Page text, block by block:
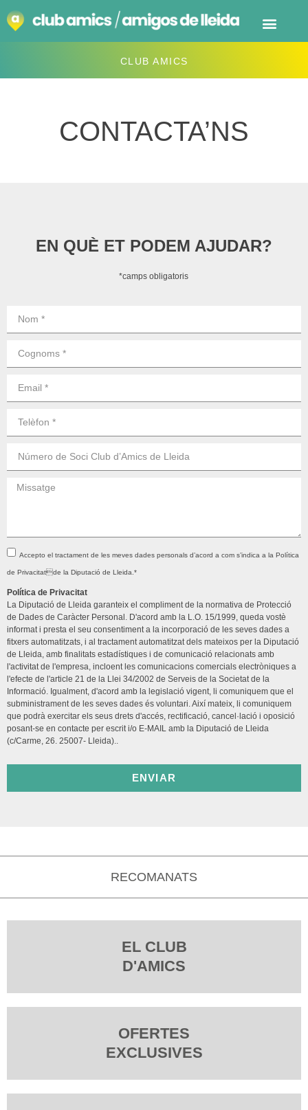
CLUB AMICS
CONTACTA’NS
EN QUÈ ET PODEM AJUDAR?
*camps obligatoris
Accepto el tractament de les meves dades personals d’acord a com s’indica a la Política
de Privacitatde la Diputació de Lleida.*
Política de Privacitat
La Diputació de Lleida garanteix el compliment de la normativa de Protecció
de Dades de Caràcter Personal. D'acord amb la L.O. 15/1999, queda vostè
informat i presta el seu consentiment a la incorporació de les seves dades a
fitxers automatitzats, i al tractament automatitzat dels mateixos per la Diputació
de Lleida, amb finalitats estadístiques i de comunicació relacionats amb
l'activitat de l'empresa, incloent les comunicacions comercials electròniques a
l'efecte de l'article 21 de la Llei 34/2002 de Serveis de la Societat de la
Informació. Igualment, d'acord amb la legislació vigent, li comuniquem que el
subministrament de les seves dades és voluntari. Així mateix, li comuniquem
que podrà exercitar els seus drets d'accés, rectificació, cancel·lació i oposició
posant-se en contacte per escrit i/o E-MAIL amb la Diputació de Lleida
(c/Carme, 26. 25007- Lleida)..
ENVIAR
RECOMANATS
EL CLUB
D'AMICS
OFERTES
EXCLUSIVES